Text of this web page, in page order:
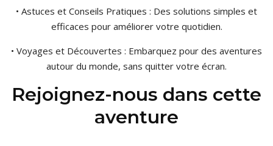
• Astuces et Conseils Pratiques : Des solutions simples et
efficaces pour améliorer votre quotidien.
• Voyages et Découvertes : Embarquez pour des aventures
autour du monde, sans quitter votre écran.
Rejoignez-nous dans cette
aventure